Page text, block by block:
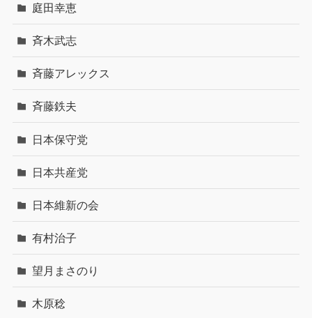
庭田幸恵
斉木武志
斉藤アレックス
斉藤鉄夫
日本保守党
日本共産党
日本維新の会
有村治子
望月まさのり
木原稔